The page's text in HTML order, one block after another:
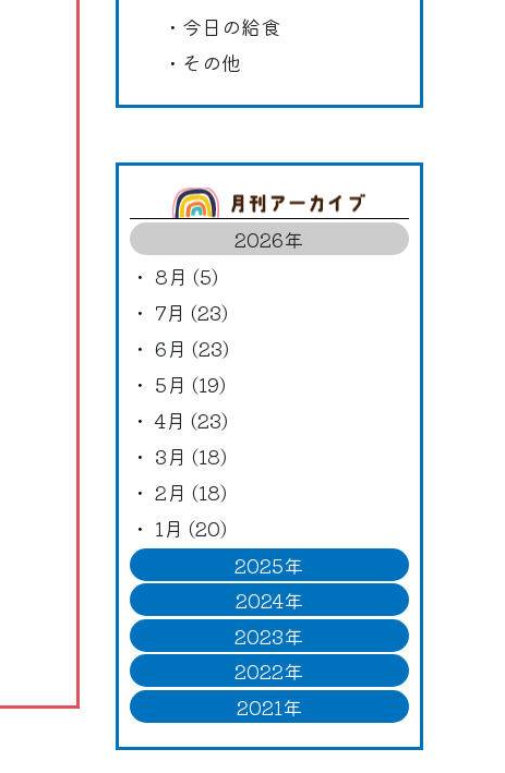
今日の給食
その他
2026年
8月 (5)
7月 (23)
6月 (23)
5月 (19)
4月 (23)
3月 (18)
2月 (18)
1月 (20)
2025年
2024年
2023年
2022年
2021年